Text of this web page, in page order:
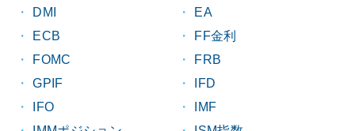
DMI
EA
ECB
FF金利
FOMC
FRB
GPIF
IFD
IFO
IMF